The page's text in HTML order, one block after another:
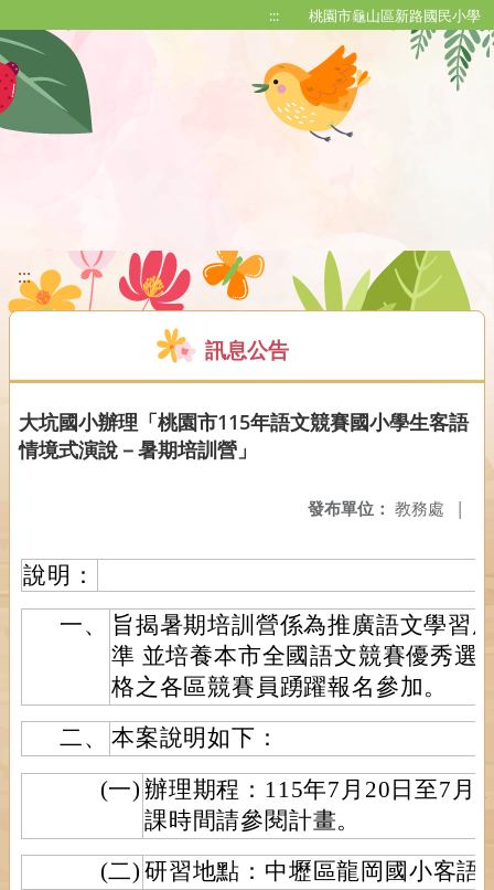
::: 桃園市龜山區新路國民小學
:::
訊息公告
大坑國小辦理「桃園市115年語文競賽國小學生客語
情境式演說－暑期培訓營」
發布單位： 教務處 |
說明：
一、
旨揭暑期培訓營係為推廣語文學習
準 並培養本市全國語文競賽優秀選
格之各區競賽員踴躍報名參加。
二、
本案說明如下：
(一) 辦理期程：115年7月20日至7月
課時間請參閱計畫。
(二) 研習地點：中壢區龍岡國小客語